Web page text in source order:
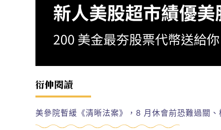
衍伸閱讀
美參院暫緩《清晰法案》，8 月休會前恐難過關